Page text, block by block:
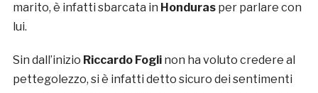
marito, è infatti sbarcata in Hondurasper parlare con
lui.
Sin dall’inizio Riccardo Fogli non ha voluto credere al
pettegolezzo, si è infatti detto sicuro dei sentimenti